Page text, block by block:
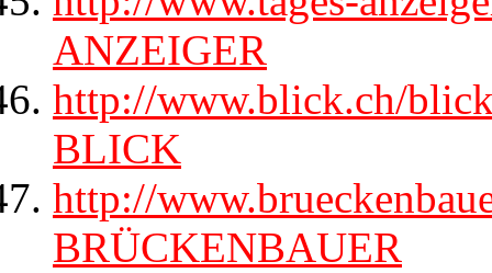
ANZEIGER
http://www.blick.ch/
BLICK
http://
BRÜCKENBAUER